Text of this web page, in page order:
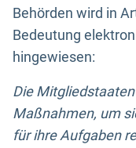
Behörden wird in
Bedeutung
hingewiesen:
Die
Maßnahmen, um
für ihre Aufgaben